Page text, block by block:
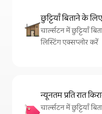
छुट्टियाँ बिताने के
चार्ल्सटन में छुट्टियाँ
लिस्टिंग एक्सप्लोर करें
न्यूनतम प्रति रात
चार्ल्सटन में छुट्टियाँ